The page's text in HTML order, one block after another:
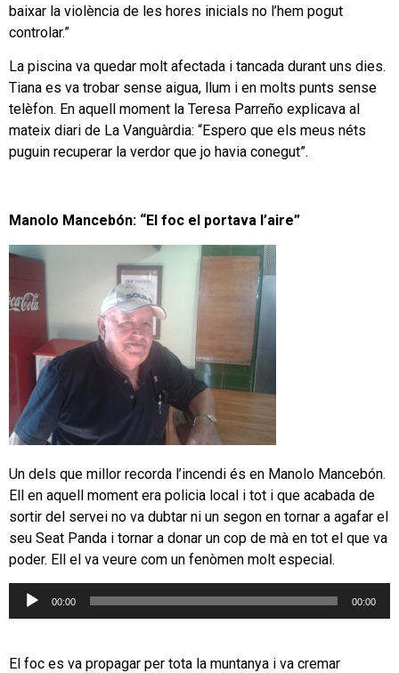
baixar la violència de les hores inicials no l’hem pogut
controlar.”
La piscina va quedar molt afectada i tancada durant uns dies.
Tiana es va trobar sense aigua, llum i en molts punts sense
telèfon. En aquell moment la Teresa Parreño explicava al
mateix diari de La Vanguàrdia: “Espero que els meus néts
puguin recuperar la verdor que jo havia conegut”.
Manolo Mancebón: “El foc el portava l’aire”
Un dels que millor recorda l’incendi és en Manolo Mancebón.
Ell en aquell moment era policia local i tot i que acabada de
sortir del servei no va dubtar ni un segon en tornar a agafar el
seu Seat Panda i tornar a donar un cop de mà en tot el que va
poder. Ell el va veure com un fenòmen molt especial.
Reproductor
00:00 00:00
El foc es va propagar per tota la muntanya i va cremar